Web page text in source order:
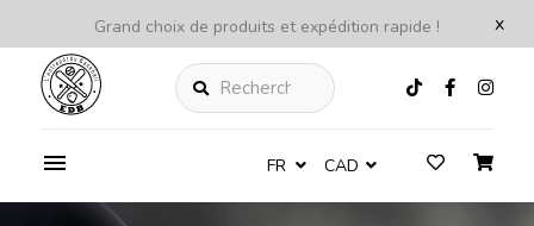
x
Grand choix de produits et expédition rapide !
Rechercher
FR CAD